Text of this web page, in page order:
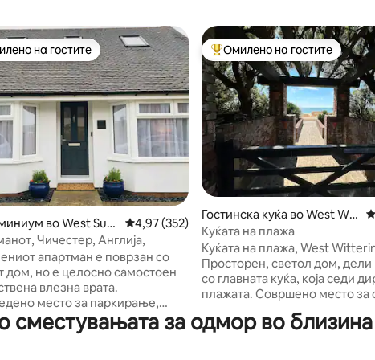
од 5, 207 рецензии
„Омилени на гостите“
на гостите
во West Suss
Просечна оцена: 4,97 од 5, 352 рецензии
4,97 (352)
Чичестер, Англија,
апартман е поврзан со
дом, но е целосно самостоен
влезна врата.
место за паркирање,
соба и бања со семејна
Спалната соба има брачен
Меѓу најуспешните „Омилени
Омилено на гостите
Гостинска куќа во West Wit
tering
Куќата на плажа
Куќата на плажа, West
Просторен, светол дом, дели
со главната куќа, која седи
плажата. Совршено место за
час и половина од Лондон. Тој е
самостоен и е блиску до
сместувањата за одмор во близина